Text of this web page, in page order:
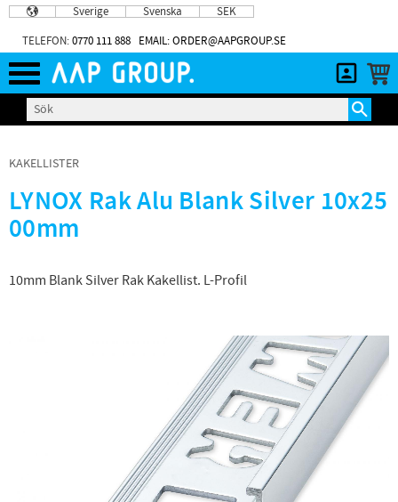
Meny
Sverige Svenska SEK
TELEFON:0770 111 888 EMAIL: ORDER@AAPGROUP.SE
KAKELLISTER
LYNOX Rak Alu Blank Silver 10x25
00mm
10mm Blank Silver Rak Kakellist. L-Profil